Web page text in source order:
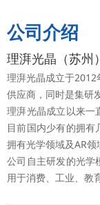
公司介绍
理湃光晶（苏州
理湃光晶成立于2012
供应商，同时是集研
理湃光晶成立以来一
目前国内少有的拥
拥有光学领域及AR领
公司自主研发的光学
用于消费、工业、教